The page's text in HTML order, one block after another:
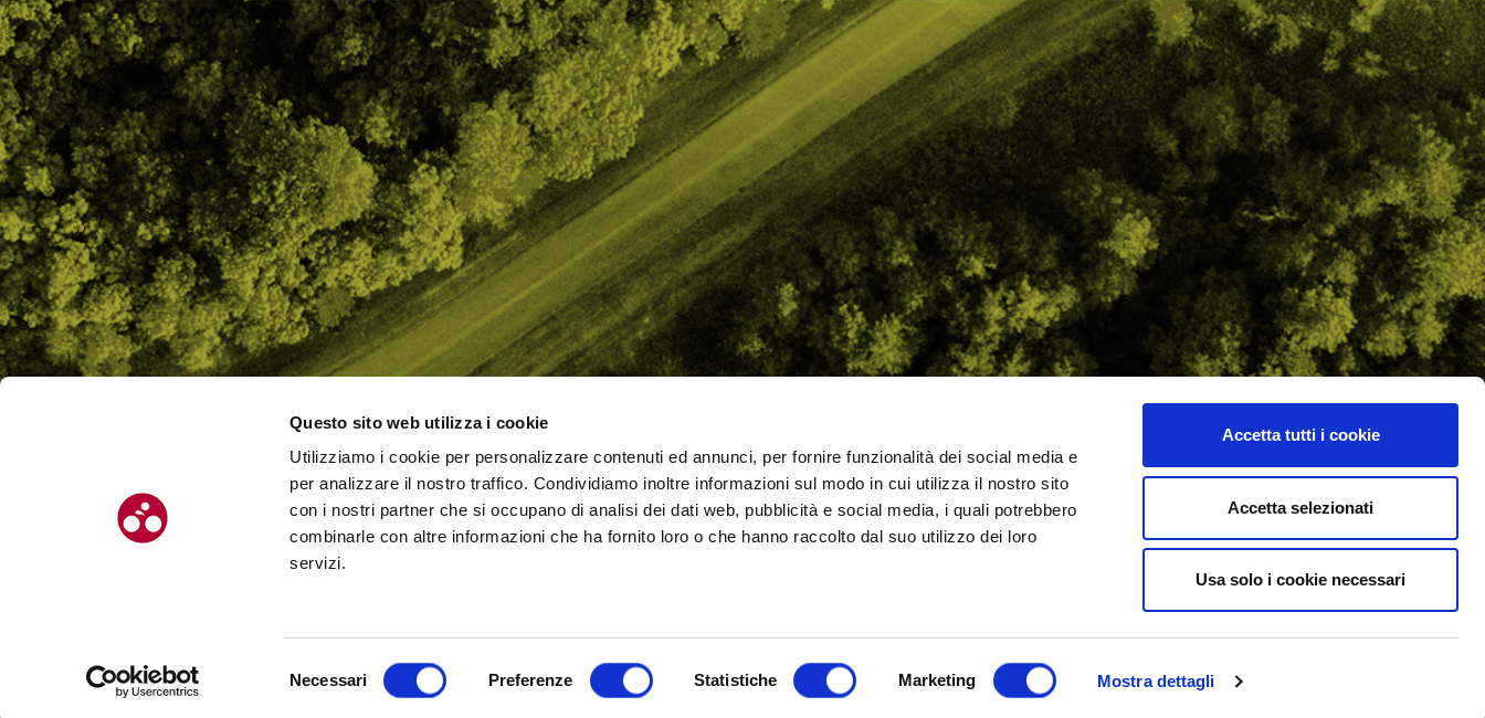
Questo sito web utilizza i cookie
Utilizziamo i cookie per personalizzare contenuti ed annunci, per fornire funzionalità dei social media e
per analizzare il nostro traffico. Condividiamo inoltre informazioni sul modo in cui utilizza il nostro sito
con i nostri partner che si occupano di analisi dei dati web, pubblicità e social media, i quali potrebbero
combinarle con altre informazioni che ha fornito loro o che hanno raccolto dal suo utilizzo dei loro
servizi.
Necessari Preferenze Statistiche Marketing Mostra dettagli
Accetta tutti i cookie
Accetta selezionati
Usa solo i cookie necessari
CHI SIAMO
CONTATTI
STRADA
GRAVEL
URBAN
PROPOSTE
ESPERIENZE
BENESSERE
BIKE LAB
BIKE HOTEL
BIKE ECONOMY
Chilometro 162 srl
bici.PRO
© Chilometro 162 srl – P.I. 04522410408 – Via Soardi 5, 47921 – Rimini (RN)
Realizzato da SUNTIMES
Cookie Policy Privacy Policy